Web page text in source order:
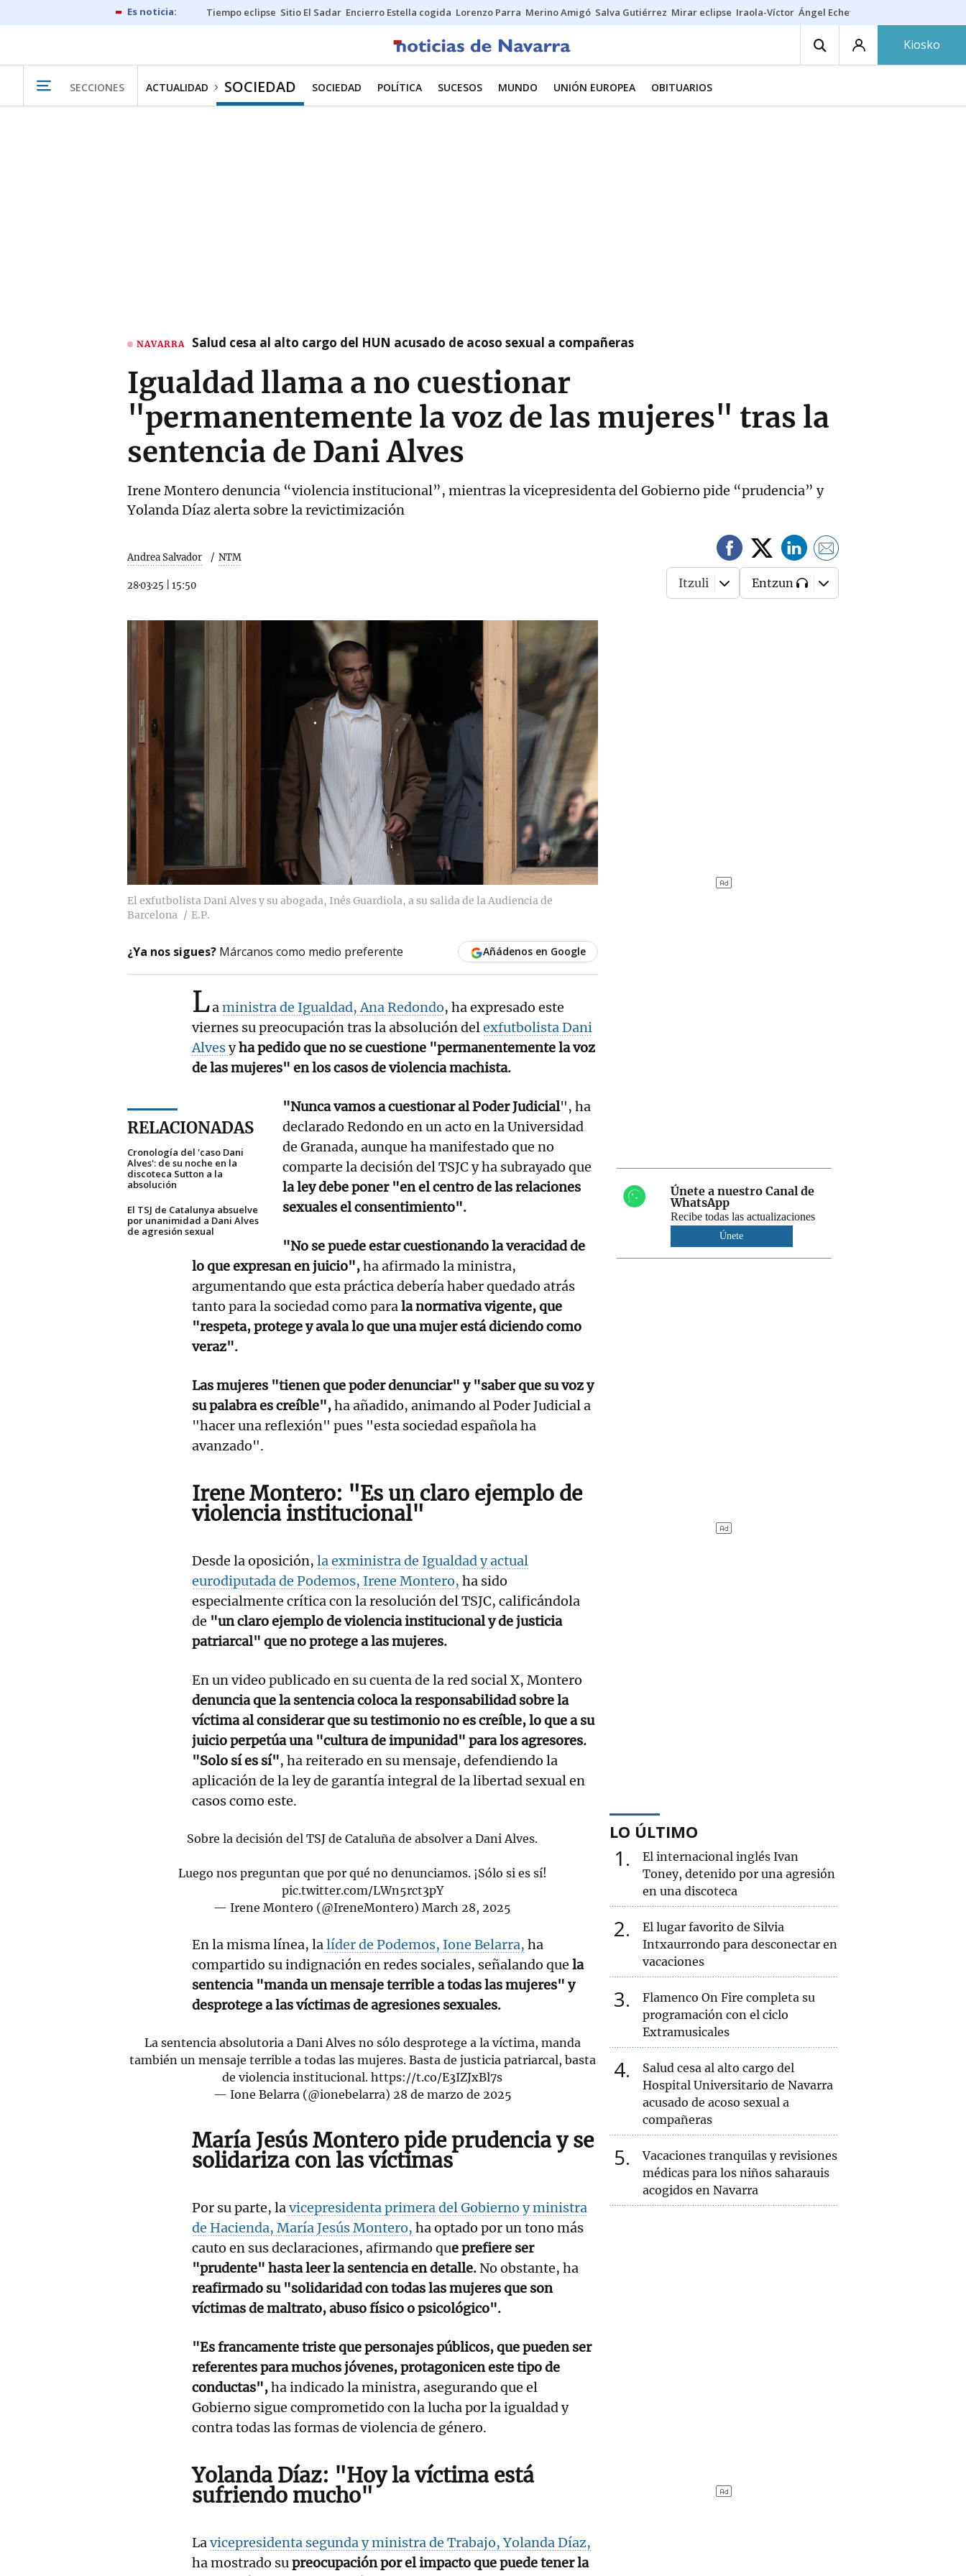
Tiempo eclipse Sitio El Sadar Encierro Estella cogida Lorenzo Parra Merino Amigó Salva Gutiérrez Mirar eclipse Iraola-Víctor Ángel Echeverría
Kiosko
SECCIONES ACTUALIDAD SOCIEDAD SOCIEDAD POLÍTICA SUCESOS MUNDO UNIÓN EUROPEA OBITUARIOS
NAVARRA Salud cesa al alto cargo del HUN acusado de acoso sexual a compañeras
Igualdad llama a no cuestionar
"permanentemente la voz de las mujeres" tras la
sentencia de Dani Alves
Irene Montero denuncia “violencia institucional”, mientras la vicepresidenta del Gobierno pide “prudencia” y
Yolanda Díaz alerta sobre la revictimización
Andrea Salvador NTM
28·03·25 15:50 Itzuli Entzun
El exfutbolista Dani Alves y su abogada, Inés Guardiola, a su salida de la Audiencia de
Barcelona
E.P.
¿Ya nos sigues? Márcanos como medio preferente Añádenos en Google
Laministra de Igualdad, Ana Redondo, ha expresado este
viernes su preocupación tras la absolución delexfutbolista Dani
Alvesyha pedido que no se cuestione "permanentemente la voz
de las mujeres" en los casos de violencia machista.
RELACIONADAS
Cronología del 'caso Dani
Alves': de su noche en la
discoteca Sutton a la
absolución
El TSJ de Catalunya absuelve
por unanimidad a Dani Alves
de agresión sexual
"Nunca vamos a cuestionar al Poder Judicial", ha
declarado Redondo en un acto en la Universidad
de Granada, aunque ha manifestado que no
comparte la decisión del TSJC y ha subrayado que
la ley debe poner "en el centro de las relaciones
sexuales el consentimiento".
"No se puede estar cuestionando la veracidad de
lo que expresan en juicio",ha afirmado la ministra,
argumentando que esta práctica debería haber quedado atrás
tanto para la sociedad como parala normativa vigente, que
"respeta, protege y avala lo que una mujer está diciendo como
veraz".
Las mujeres "tienen que poder denunciar" y "saber que su voz y
su palabra es creíble",ha añadido, animando al Poder Judicial a
"hacer una reflexión" pues "esta sociedad española ha
avanzado".
Irene Montero: "Es un claro ejemplo de
violencia institucional"
Desde la oposición, la exministra de Igualdad y actual
eurodiputada de Podemos, Irene Montero, ha sido
especialmente crítica con la resolución del TSJC, calificándola
de "un claro ejemplo de violencia institucional y de justicia
patriarcal" que no protege a las mujeres.
En un video publicado en su cuenta de la red social X, Montero
denuncia que la sentencia coloca la responsabilidad sobre la
víctima al considerar que su testimonio no es creíble, lo que a su
juicio perpetúa una "cultura de impunidad" para los agresores.
"Solo sí es sí", ha reiterado en su mensaje, defendiendo la
aplicación de la ley de garantía integral de la libertad sexual en
casos como este.
Sobre la decisión del TSJ de Cataluña de absolver a Dani Alves.
Luego nos preguntan que por qué no denunciamos. ¡Sólo si es sí!
pic.twitter.com/LWn5rct3pY
— Irene Montero (@IreneMontero)March 28, 2025
En la misma línea, lalíder de Podemos, Ione Belarra, ha
compartido su indignación en redes sociales, señalando que la
sentencia "manda un mensaje terrible a todas las mujeres" y
desprotege a las víctimas de agresiones sexuales.
La sentencia absolutoria a Dani Alves no sólo desprotege a la víctima, manda
también un mensaje terrible a todas las mujeres. Basta de justicia patriarcal, basta
de violencia institucional.https://t.co/E3IZJxBl7s
— Ione Belarra (@ionebelarra) 28 de marzo de 2025
María Jesús Montero pide prudencia y se
solidariza con las víctimas
Por su parte, lavicepresidenta primera del Gobierno y ministra
de Hacienda, María Jesús Montero, ha optado por un tono más
cauto en sus declaraciones, afirmando que prefiere ser
"prudente" hasta leer la sentencia en detalle. No obstante, ha
reafirmado su "solidaridad con todas las mujeres que son
víctimas de maltrato, abuso físico o psicológico".
"Es francamente triste que personajes públicos, que pueden ser
referentes para muchos jóvenes, protagonicen este tipo de
conductas",ha indicado la ministra, asegurando que el
Gobierno sigue comprometido con la lucha por la igualdad y
contra todas las formas de violencia de género.
Yolanda Díaz: "Hoy la víctima está
sufriendo mucho"
Lavicepresidenta segunda y ministra de Trabajo, Yolanda Díaz,
ha mostrado supreocupación por el impacto que puede tener la
Únete a nuestro Canal de
WhatsApp
Recibe todas las actualizaciones
Únete
LO ÚLTIMO
1
El internacional inglés Ivan
Toney, detenido por una agresión
en una discoteca
2
El lugar favorito de Silvia
Intxaurrondo para desconectar en
vacaciones
3
Flamenco On Fire completa su
programación con el ciclo
Extramusicales
4
Salud cesa al alto cargo del
Hospital Universitario de Navarra
acusado de acoso sexual a
compañeras
5
Vacaciones tranquilas y revisiones
médicas para los niños saharauis
acogidos en Navarra